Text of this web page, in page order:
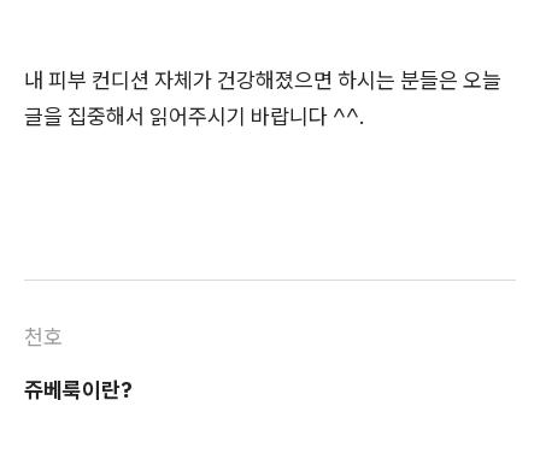
내 피부 컨디션 자체가 건강해졌으면 하시는 분들은 오늘
글을 집중해서 읽어주시기 바랍니다 ^^.
천호
쥬베룩이란?